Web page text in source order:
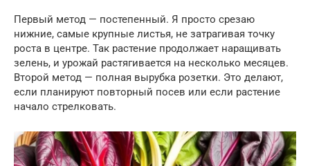
Первый метод — постепенный. Я просто срезаю
нижние, самые крупные листья, не затрагивая точку
роста в центре. Так растение продолжает наращивать
зелень, и урожай растягивается на несколько месяцев.
Второй метод — полная вырубка розетки. Это делают,
если планируют повторный посев или если растение
начало стрелковать.